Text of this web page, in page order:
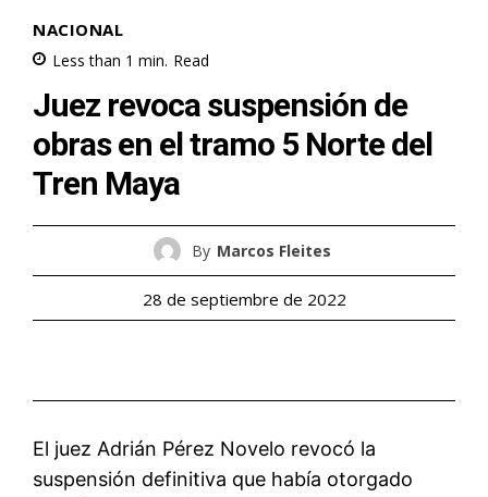
NACIONAL
Less than 1 min. Read
Juez revoca suspensión de
obras en el tramo 5 Norte del
Tren Maya
By Marcos Fleites
28 de septiembre de 2022
El juez Adrián Pérez Novelo revocó la
suspensión definitiva que había otorgado